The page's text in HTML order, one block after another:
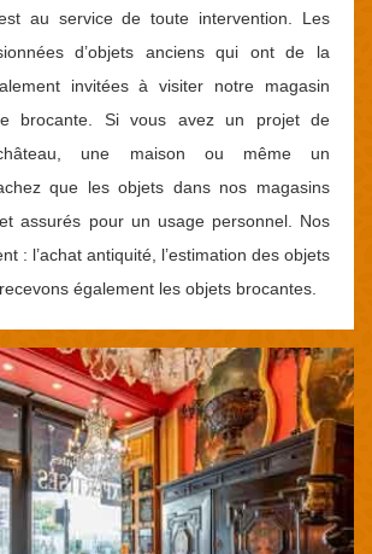
au service de toute intervention. Les
d’objets anciens qui ont de la
invitées à visiter notre magasin
brocante. Si vous avez un projet de
une maison ou même un
que les objets dans nos magasins
assurés pour un usage personnel. Nos
: l’achat antiquité, l’estimation des objets
également les objets brocantes.